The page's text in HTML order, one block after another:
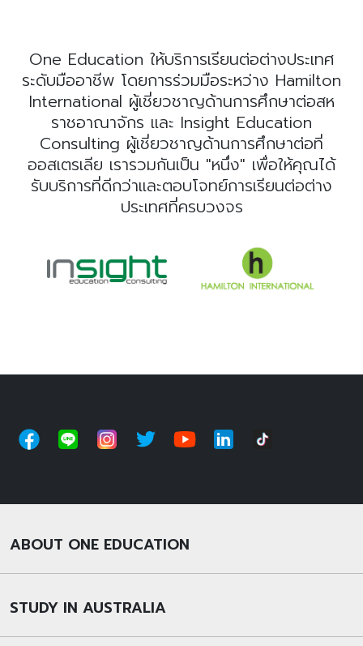
One Education ให้บริการเรียนต่อต่างประเทศ
ระดับมืออาชีพ โดยการร่วมมือระหว่าง Hamilton
International ผู้เชี่ยวชาญด้านการศึกษาต่อสห
ราชอาณาจักร และ Insight Education
Consulting ผู้เชี่ยวชาญด้านการศึกษาต่อที่
ออสเตรเลีย เรารวมกันเป็น "หนึ่ง" เพื่อให้คุณได้
รับบริการที่ดีกว่าและตอบโจทย์การเรียนต่อต่าง
ประเทศที่ครบวงจร
ABOUT ONE EDUCATION
STUDY IN AUSTRALIA